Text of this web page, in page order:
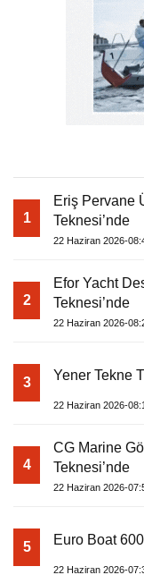
1
Eriş Pervane
Teknesi’nde
22 Haziran 2026-
2
Efor Yacht
Teknesi’nde
22 Haziran 2026-
3 Yener Tekne
22 Haziran 2026-
4
CG Marine
Teknesi’nde
22 Haziran 2026-
5 Euro Boat
22 Haziran 2026-